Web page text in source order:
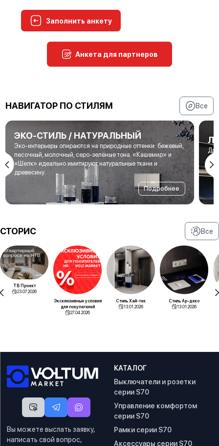
Заполнить анкету
Анкета для партнеров
НАВИГАТОР ПО СТИЛЯМ Все
ЭКО-СТИЛЬ / НАТУРАЛЬНЫЙ
Эко-интерьеры опираются на природные оттенки: бежевый,
песочный, молочный, серо-зелёные тона. «Кашемир» и
«Шелк» идеально имитируют натуральные ткани и
древесину.
Подробнее
СТОРИС Все
ТВ Проект
23.07.2026
Эксклюзивные условия
для покупателей
27.04.2026
Стиль Хай-тек
13.01.2026
Стиль Ар-деко
13.01.2026
Вы можете выслать заявку,
написать свой вопрос,
КАТАЛОГ
Выключатели и розетки
серии S70
Управление комфортом
серии S70
Рамки серии S70
Аксессуары серии S70